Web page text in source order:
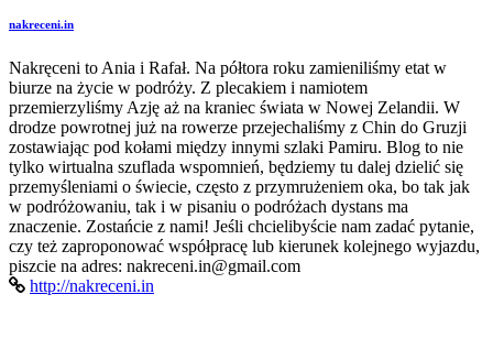
nakreceni.in
Nakręceni to Ania i Rafał. Na półtora roku zamieniliśmy etat w
biurze na życie w podróży. Z plecakiem i namiotem
przemierzyliśmy Azję aż na kraniec świata w Nowej Zelandii. W
drodze powrotnej już na rowerze przejechaliśmy z Chin do Gruzji
zostawiając pod kołami między innymi szlaki Pamiru. Blog to nie
tylko wirtualna szuflada wspomnień, będziemy tu dalej dzielić się
przemyśleniami o świecie, często z przymrużeniem oka, bo tak jak
w podróżowaniu, tak i w pisaniu o podróżach dystans ma
znaczenie. Zostańcie z nami! Jeśli chcielibyście nam zadać pytanie,
czy też zaproponować współpracę lub kierunek kolejnego wyjazdu,
piszcie na adres: nakreceni.in@gmail.com
http://nakreceni.in